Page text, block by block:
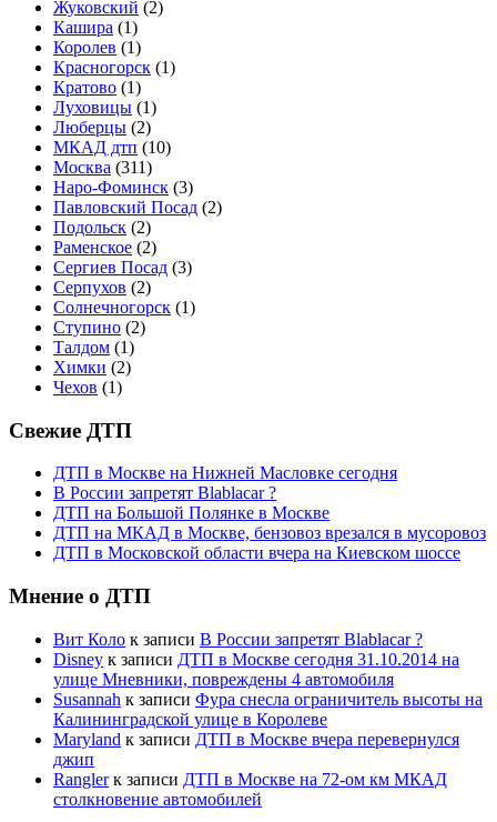
Жуковский (2)
Кашира (1)
Королев (1)
Красногорск (1)
Кратово (1)
Луховицы (1)
Люберцы (2)
МКАД дтп (10)
Москва (311)
Наро-Фоминск (3)
Павловский Посад (2)
Подольск (2)
Раменское (2)
Сергиев Посад (3)
Серпухов (2)
Солнечногорск (1)
Ступино (2)
Талдом (1)
Химки (2)
Чехов (1)
Свежие ДТП
ДТП в Москве на Нижней Масловке сегодня
В России запретят Blablacar ?
ДТП на Большой Полянке в Москве
ДТП на МКАД в Москве, бензовоз врезался в мусоровоз
ДТП в Московской области вчера на Киевском шоссе
Мнение о ДТП
Вит Коло к записи В России запретят Blablacar ?
Disney к записи ДТП в Москве сегодня 31.10.2014 на
улице Мневники, повреждены 4 автомобиля
Susannah к записи Фура снесла ограничитель высоты на
Калининградской улице в Королеве
Maryland к записи ДТП в Москве вчера перевернулся
джип
Ranglerк записи ДТП в Москве на 72-ом км МКАД
столкновение автомобилей